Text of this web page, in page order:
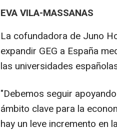
EVA VILA-MASSANAS
La cofundadora de Juno
expandir GEG a España
las universidades
"Debemos seguir
ámbito clave para la
hay un leve incremento en